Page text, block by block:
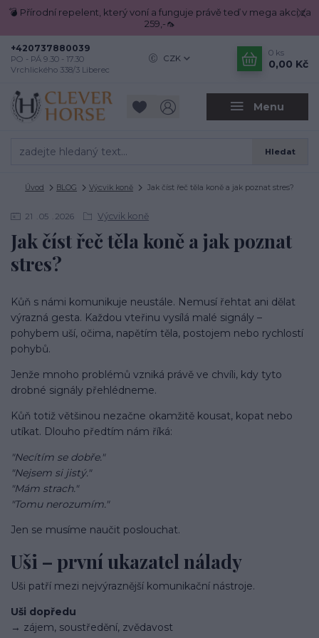
💣 Přírodní repelent, který voní a funguje právě teď v mega akci za
259,-🦟
Menu
CZK
Hledat
+420737880039
PO - PÁ 9.30 - 17.30
Vrchlického 338/3 Liberec
0 ks
0,00 Kč
Úvod BLOG Výcvik koně Jak číst řeč těla koně a jak poznat stres?
21 05 2026 Výcvik koně
Jak číst řeč těla koně a jak poznat
stres?
Kůň s námi komunikuje neustále. Nemusí řehtat ani dělat
výrazná gesta. Každou vteřinu vysílá malé signály –
pohybem uší, očima, napětím těla, postojem nebo rychlostí
pohybů.
Jenže mnoho problémů vzniká právě ve chvíli, kdy tyto
drobné signály přehlédneme.
Kůň totiž většinou nezačne okamžitě kousat, kopat nebo
utíkat. Dlouho předtím nám říká:
"Necítím se dobře."
"Nejsem si jistý."
"Mám strach."
"Tomu nerozumím."
Jen se musíme naučit poslouchat.
Uši – první ukazatel nálady
Uši patří mezi nejvýraznější komunikační nástroje.
Uši dopředu
→ zájem, soustředění, zvědavost